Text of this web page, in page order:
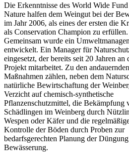
Die Erkenntnisse des World Wide
Nature halfen dem Weingut bei der
im Jahr 2006, als eines der ersten die
als Conservation Champion zu erfüllen.
Gemeinsam wurde ein
entwickelt. Ein Manager für
eingesetzt, der bereits seit 20 Jahren an
Projekt mitarbeitet. Zu den andauernden
Maßnahmen zählen, neben dem
natürliche Bewirtschaftung der
Verzicht auf chemisch-synthetische
Pflanzenschutzmittel, die Bekämpfung
Schädlingen im Weinberg durch
Wespen oder Käfer und die
Kontrolle der Böden durch Proben zur
bedarfsgerechten Planung der
Bewässerung.